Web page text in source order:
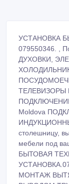
ТЕЛЕВИЗОРЫ
ПОДКЛЮЧЕНИЕ
Moldova
столешницу,
мебели под
БЫТОВАЯ
МОНТАЖ
ВЫВОДОМ
СВЕРЛЕНИЕ
МАСТЕР.